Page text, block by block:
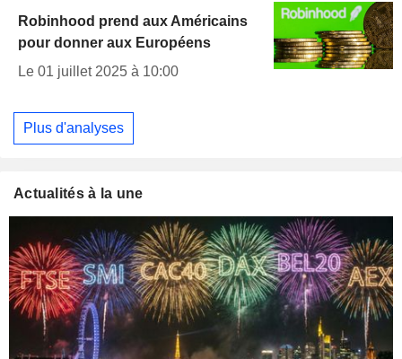
Robinhood prend aux Américains
pour donner aux Européens
Le 01 juillet 2025 à 10:00
Plus d'analyses
Actualités à la une